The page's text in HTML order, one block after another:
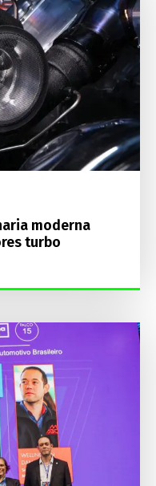
moderna
turbo